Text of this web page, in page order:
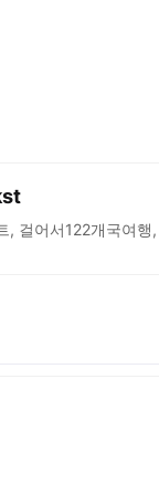
, 걸어서122개국여